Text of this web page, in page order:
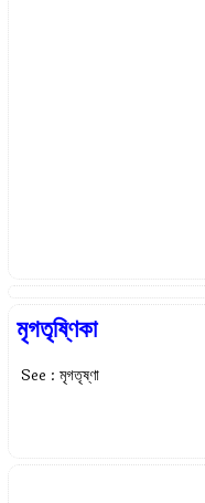
মৃগতৃষ্ণিকা
See : মৃগতৃষ্ণা